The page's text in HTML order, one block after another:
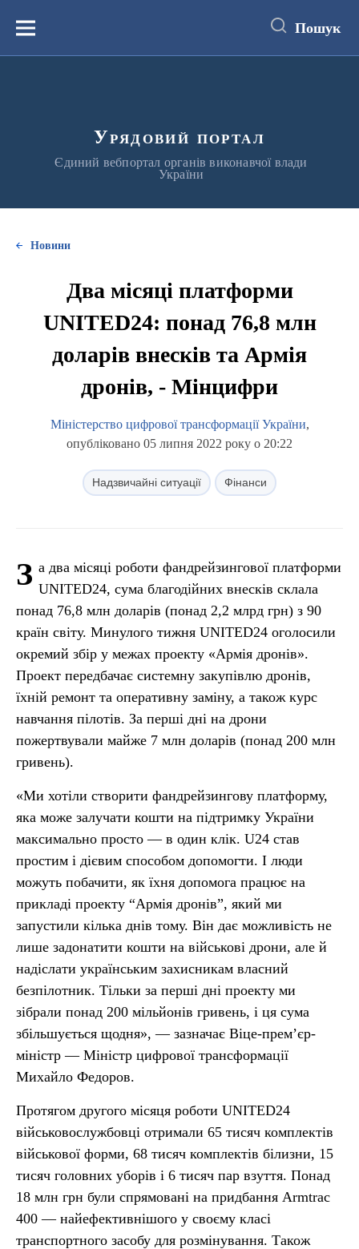
вмістуМеню Пошук
Урядовий портал
Єдиний вебпортал органів виконавчої влади
України
Новини
Два місяці платформи
UNITED24: понад 76,8 млн
доларів внесків та Армія
дронів, - Мінцифри
Міністерство цифрової трансформації України,
опубліковано 05 липня 2022 року о 20:22
Надзвичайні ситуації Фінанси
З а два місяці роботи фандрейзингової платформи
UNITED24, сума благодійних внесків склала
понад 76,8 млн доларів (понад 2,2 млрд грн) з 90
країн світу. Минулого тижня UNITED24 оголосили
окремий збір у межах проекту «Армія дронів».
Проект передбачає системну закупівлю дронів,
їхній ремонт та оперативну заміну, а також курс
навчання пілотів. За перші дні на дрони
пожертвували майже 7 млн доларів (понад 200 млн
гривень).
«Ми хотіли створити фандрейзингову платформу,
яка може залучати кошти на підтримку України
максимально просто — в один клік. U24 став
простим і дієвим способом допомогти. І люди
можуть побачити, як їхня допомога працює на
прикладі проекту “Армія дронів”, який ми
запустили кілька днів тому. Він дає можливість не
лише задонатити кошти на військові дрони, але й
надіслати українським захисникам власний
безпілотник. Тільки за перші дні проекту ми
зібрали понад 200 мільйонів гривень, і ця сума
збільшується щодня», — зазначає Віце-прем’єр-
міністр — Міністр цифрової трансформації
Михайло Федоров.
Протягом другого місяця роботи UNITED24
військовослужбовці отримали 65 тисяч комплектів
військової форми, 68 тисяч комплектів білизни, 15
тисяч головних уборів і 6 тисяч пар взуття. Понад
18 млн грн були спрямовані на придбання Armtrac
400 — найефективнішого у своєму класі
транспортного засобу для розмінування. Також